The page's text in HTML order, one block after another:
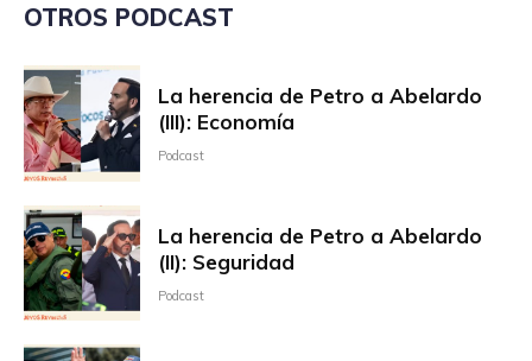
OTROS PODCAST
La herencia de Petro a Abelardo
(III): Economía
Podcast
La herencia de Petro a Abelardo
(II): Seguridad
Podcast